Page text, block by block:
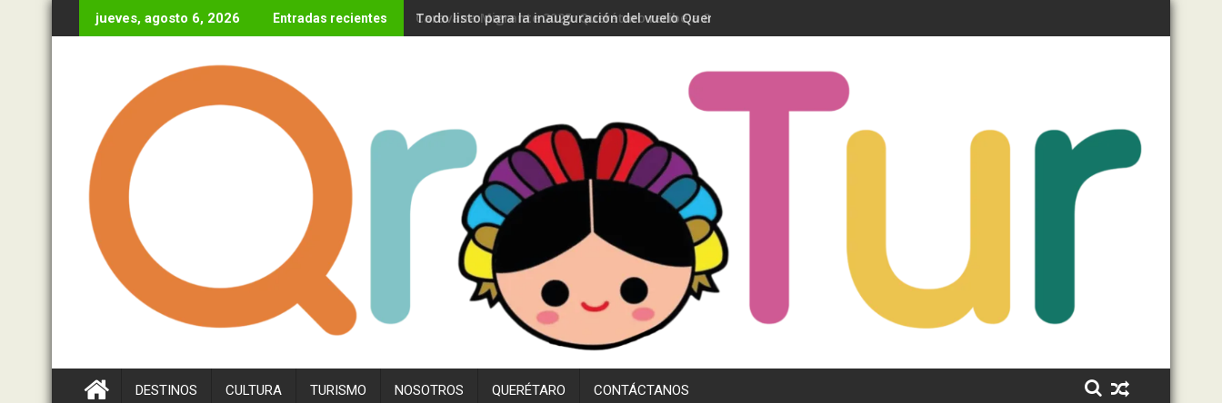
al
jueves, agosto 6, 2026 Entradas recientes Todo listo para la inauguración del vuelo Querétaro- Madrid
DESTINOS CULTURA TURISMO NOSOTROS QUERÉTARO CONTÁCTANOS